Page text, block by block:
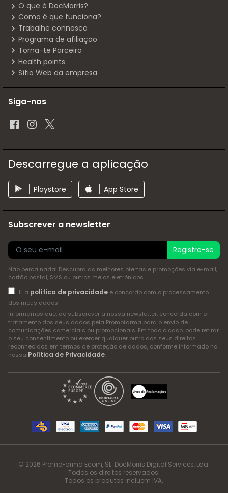
O que é DocMorris?
Como é que funciona?
Trabalhe connosco
Programa de afiliação
Torna-te Parceiro
Health points
Sítio Web da empresa
Siga-nos
Descarregue a aplicação
Playstore App Store
Subscrever a newsletter
Registre-se
Não perca nada! Descubra as melhores ofertas e promoções via e-mail,
cartão postal, SMS ou outros meios eletrónicos
Li a política de privacidadee concordo com o processamento
dos meus dados
Informamos que, ao subscrever a nossa newsletter, concorda com o
tratamento dos seus dados pela Promofarma para o envio de
comunicações comerciais ou promocionais. Em todo o caso, pode retirar
o seu consentimento ou exercer qualquer outro dos seus direitos
reconhecidos em termos de proteção de dados, conforme informado na
nossa Política de Privacidade.
© 2026 PromoFarma Ecom, SL. DocMorris Digital Services, Lda.
Todos os direitos reservados.
Todos os produtos incluem IVA.